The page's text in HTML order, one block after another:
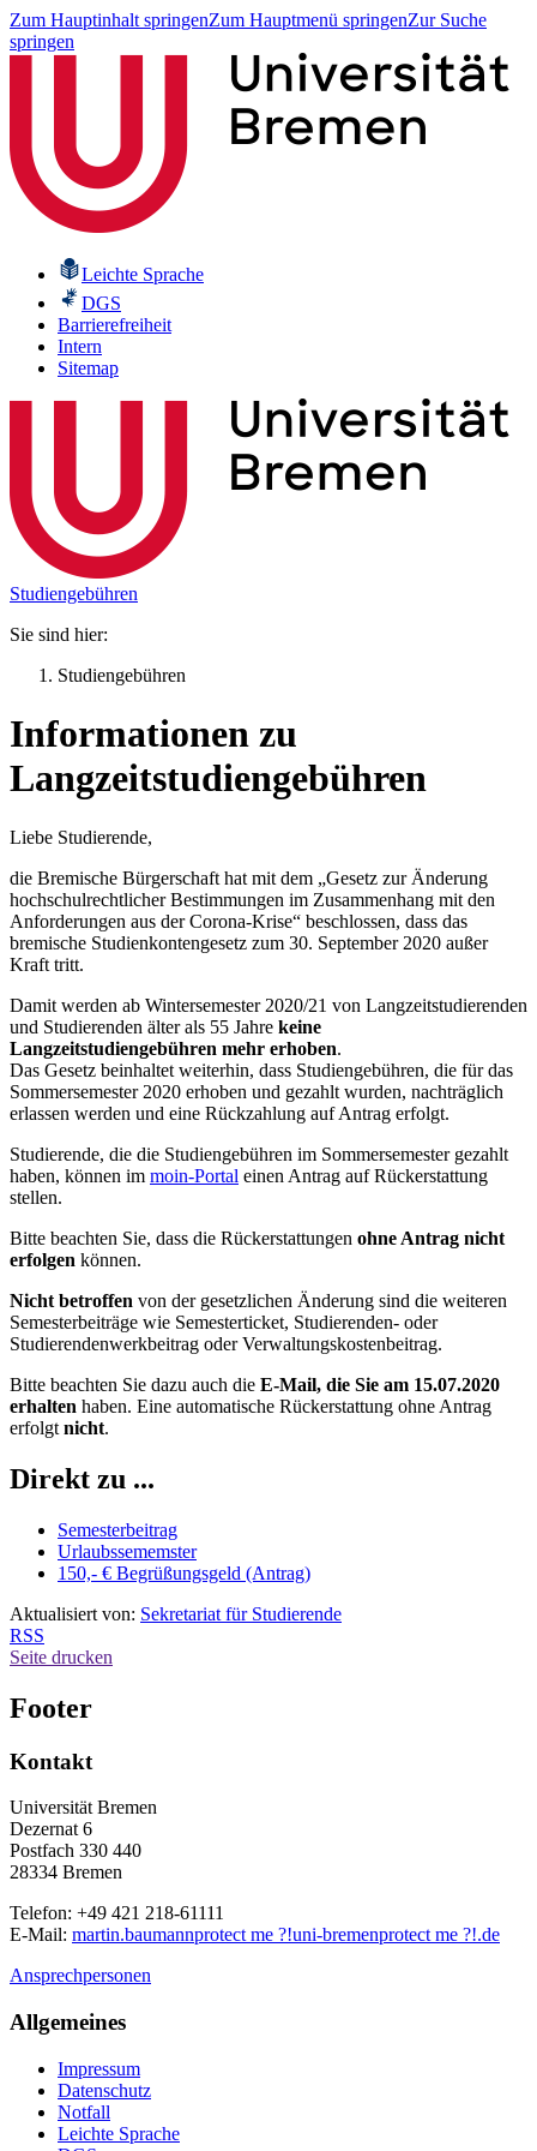
Zum Hauptinhalt springenZum Hauptmenü springenZur Suche
springen
Leichte Sprache
DGS
Barrierefreiheit
Intern
Sitemap
Studiengebühren
Sie sind hier:
Studiengebühren
Informationen zu
Langzeitstudiengebühren
Liebe Studierende,
die Bremische Bürgerschaft hat mit dem „Gesetz zur Änderung
hochschulrechtlicher Bestimmungen im Zusammenhang mit den
Anforderungen aus der Corona-Krise“ beschlossen, dass das
bremische Studienkontengesetz zum 30. September 2020 außer
Kraft tritt.
Damit werden ab Wintersemester 2020/21 von Langzeitstudierenden
und Studierenden älter als 55 Jahre keine
Langzeitstudiengebühren mehr erhoben.
Das Gesetz beinhaltet weiterhin, dass Studiengebühren, die für das
Sommersemester 2020 erhoben und gezahlt wurden, nachträglich
erlassen werden und eine Rückzahlung auf Antrag erfolgt.
Studierende, die die Studiengebühren im Sommersemester gezahlt
haben, können im moin-Portal einen Antrag auf Rückerstattung
stellen.
Bitte beachten Sie, dass die Rückerstattungen ohne Antrag nicht
erfolgen können.
Nicht betroffen von der gesetzlichen Änderung sind die weiteren
Semesterbeiträge wie Semesterticket, Studierenden- oder
Studierendenwerkbeitrag oder Verwaltungskostenbeitrag.
Bitte beachten Sie dazu auch die E-Mail, die Sie am 15.07.2020
erhalten haben. Eine automatische Rückerstattung ohne Antrag
erfolgt nicht.
Direkt zu ...
Semesterbeitrag
Urlaubssememster
150,- € Begrüßungsgeld (Antrag)
Aktualisiert von: Sekretariat für Studierende
RSS
Seite drucken
Footer
Kontakt
Universität Bremen
Dezernat 6
Postfach 330 440
28334 Bremen
Telefon: +49 421 218-61111
E-Mail: martin.baumannprotect me ?!uni-bremenprotect me ?!.de
Ansprechpersonen
Allgemeines
Impressum
Datenschutz
Notfall
Leichte Sprache